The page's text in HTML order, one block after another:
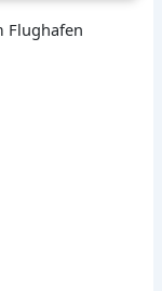
Flughafen